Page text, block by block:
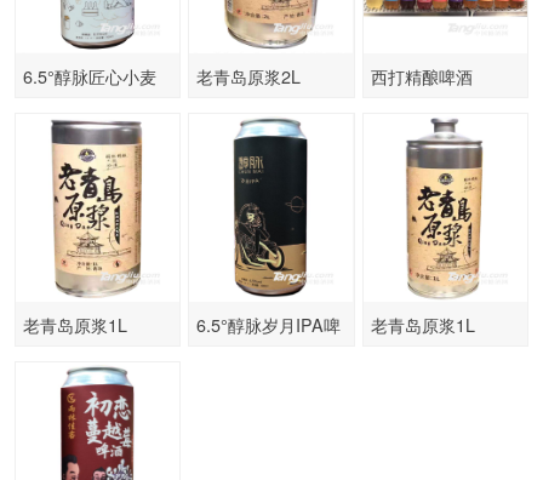
6.5°醇脉匠心小麦
老青岛原浆2L 西打精酿啤酒
老青岛原浆1L
6.5°醇脉岁月IPA啤
老青岛原浆1L